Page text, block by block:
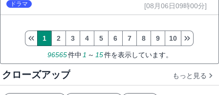
ドラマ [08月06日09時00分]
96565件中 1 ～ 15件を表示しています。
1 2 3 4 5 6 7 8 9 10
クローズアップ もっと見る